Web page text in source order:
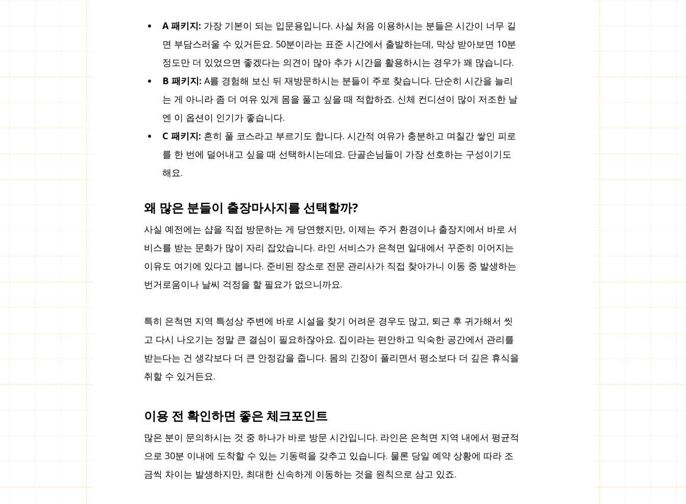
A 패키지: 가장 기본이 되는 입문용입니다. 사실 처음 이용하시는 분들은 시간이 너무 길
면 부담스러울 수 있거든요. 50분이라는 표준 시간에서 출발하는데, 막상 받아보면 10분
정도만 더 있었으면 좋겠다는 의견이 많아 추가 시간을 활용하시는 경우가 꽤 많습니다.
B 패키지: A를 경험해 보신 뒤 재방문하시는 분들이 주로 찾습니다. 단순히 시간을 늘리
는 게 아니라 좀 더 여유 있게 몸을 풀고 싶을 때 적합하죠. 신체 컨디션이 많이 저조한 날
엔 이 옵션이 인기가 좋습니다.
C 패키지: 흔히 풀 코스라고 부르기도 합니다. 시간적 여유가 충분하고 며칠간 쌓인 피로
를 한 번에 덜어내고 싶을 때 선택하시는데요. 단골손님들이 가장 선호하는 구성이기도
해요.
왜 많은 분들이 출장마사지를 선택할까?
사실 예전에는 샵을 직접 방문하는 게 당연했지만, 이제는 주거 환경이나 출장지에서 바로 서
비스를 받는 문화가 많이 자리 잡았습니다. 라인 서비스가 은척면 일대에서 꾸준히 이어지는
이유도 여기에 있다고 봅니다. 준비된 장소로 전문 관리사가 직접 찾아가니 이동 중 발생하는
번거로움이나 날씨 걱정을 할 필요가 없으니까요.
특히 은척면 지역 특성상 주변에 바로 시설을 찾기 어려운 경우도 많고, 퇴근 후 귀가해서 씻
고 다시 나오기는 정말 큰 결심이 필요하잖아요. 집이라는 편안하고 익숙한 공간에서 관리를
받는다는 건 생각보다 더 큰 안정감을 줍니다. 몸의 긴장이 풀리면서 평소보다 더 깊은 휴식을
취할 수 있거든요.
이용 전 확인하면 좋은 체크포인트
많은 분이 문의하시는 것 중 하나가 바로 방문 시간입니다. 라인은 은척면 지역 내에서 평균적
으로 30분 이내에 도착할 수 있는 기동력을 갖추고 있습니다. 물론 당일 예약 상황에 따라 조
금씩 차이는 발생하지만, 최대한 신속하게 이동하는 것을 원칙으로 삼고 있죠.